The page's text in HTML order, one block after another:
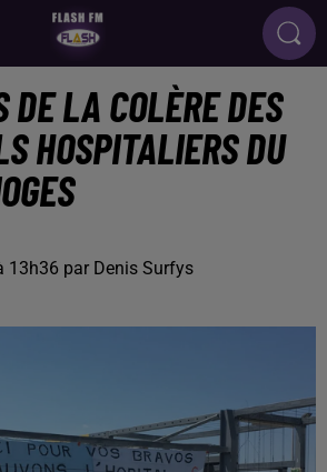
DE LA COLÈRE DES
HOSPITALIERS DU
13h36 par Denis Surfys